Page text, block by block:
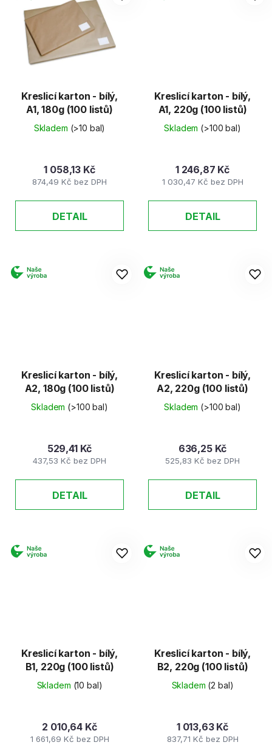
Kreslicí karton - bílý,
A1, 180g (100 listů)
Skladem (>10 bal)
874,49 Kč bez DPH
1 058,13 Kč
DETAIL
Kreslicí karton - bílý,
A1, 220g (100 listů)
Skladem (>100 bal)
1 030,47 Kč bez DPH
1 246,87 Kč
DETAIL
Kreslicí karton - bílý,
A2, 180g (100 listů)
Skladem (>100 bal)
437,53 Kč bez DPH
529,41 Kč
DETAIL
Kreslicí karton - bílý,
A2, 220g (100 listů)
Skladem (>100 bal)
525,83 Kč bez DPH
636,25 Kč
DETAIL
Kreslicí karton - bílý,
B1, 220g (100 listů)
Skladem (10 bal)
1 661,69 Kč bez DPH
2 010,64 Kč
Kreslicí karton - bílý,
B2, 220g (100 listů)
Skladem (2 bal)
837,71 Kč bez DPH
1 013,63 Kč